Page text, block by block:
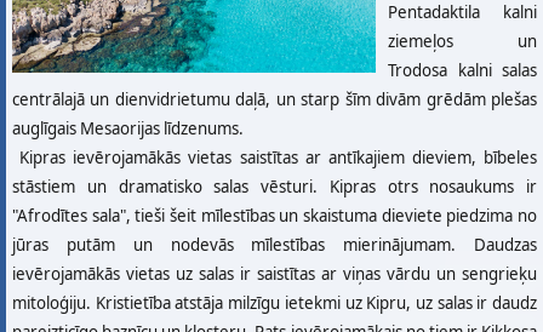
Pentadaktila kalni
ziemeļos un
Trodosa kalni salas
centrālajā un dienvidrietumu daļā, un starp šīm divām grēdām plešas
auglīgais Mesaorijas līdzenums.
Kipras ievērojamākās vietas saistītas ar antīkajiem dieviem, bībeles
stāstiem un dramatisko salas vēsturi. Kipras otrs nosaukums ir
"Afrodītes sala", tieši šeit mīlestības un skaistuma dieviete piedzima no
jūras putām un nodevās mīlestības mierinājumam. Daudzas
ievērojamākās vietas uz salas ir saistītas ar viņas vārdu un sengrieķu
mitoloģiju. Kristietība atstāja milzīgu ietekmi uz Kipru, uz salas ir daudz